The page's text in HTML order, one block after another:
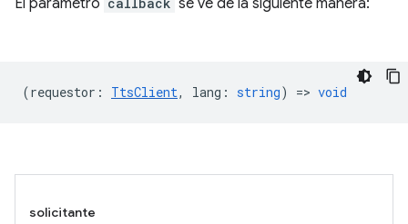
El parámetro se ve de la siguiente manera:
(requestor : TtsClient, lang : string) => void
solicitante